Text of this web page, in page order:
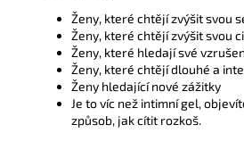
Ženy, které chtějí zvýšit svou
Ženy, které chtějí zvýšit svou
Ženy, které hledají své
Ženy, které chtějí dlouhé a
Ženy hledající nové zážitky
Je to víc než intimní gel,
způsob, jak cítit rozkoš.